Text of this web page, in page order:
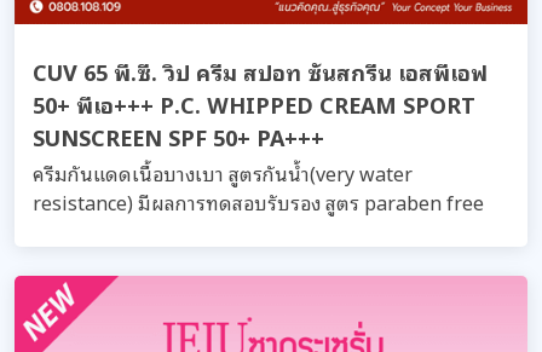
CUV 65 พี.ซี. วิป ครีม สปอท ซันสกรีน เอสพีเอฟ
50+ พีเอ+++ P.C. WHIPPED CREAM SPORT
SUNSCREEN SPF 50+ PA+++
ครีมกันแดดเนื้อบางเบา สูตรกันน้ำ(very water
resistance) มีผลการทดสอบรับรอง สูตร paraben free